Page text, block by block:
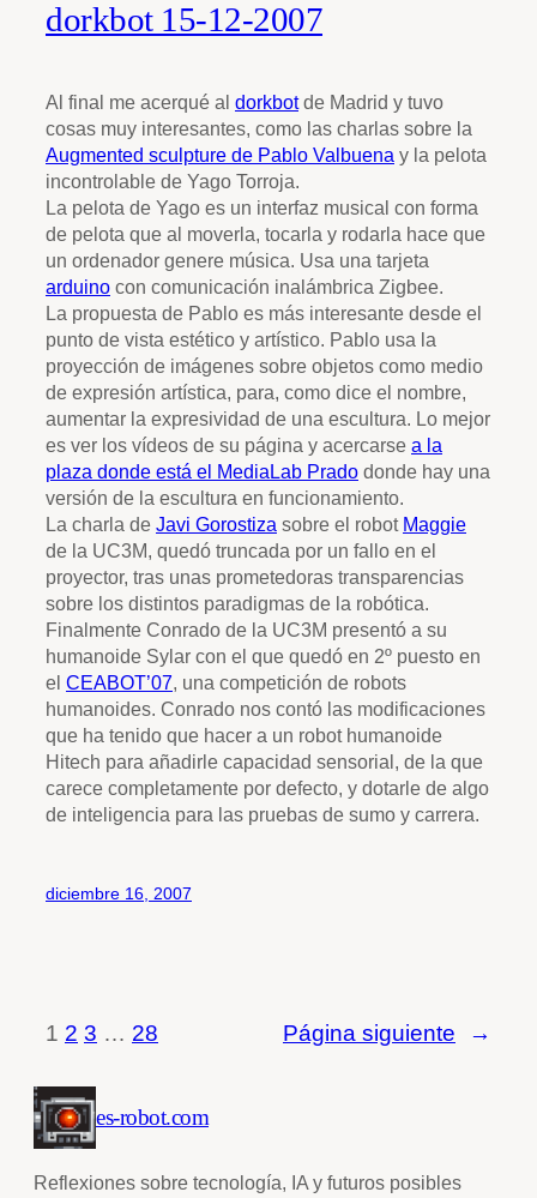
dorkbot 15-12-2007
Al final me acerqué al dorkbotde Madrid y tuvo
cosas muy interesantes, como las charlas sobre la
Augmented sculpture de Pablo Valbuena y la pelota
incontrolable de Yago Torroja.
La pelota de Yago es un interfaz musical con forma
de pelota que al moverla, tocarla y rodarla hace que
un ordenador genere música. Usa una tarjeta
arduino con comunicación inalámbrica Zigbee.
La propuesta de Pablo es más interesante desde el
punto de vista estético y artístico. Pablo usa la
proyección de imágenes sobre objetos como medio
de expresión artística, para, como dice el nombre,
aumentar la expresividad de una escultura. Lo mejor
es ver los vídeos de su página y acercarse a la
plaza donde está el MediaLab Prado donde hay una
versión de la escultura en funcionamiento.
La charla de Javi Gorostiza sobre el robot Maggie
de la UC3M, quedó truncada por un fallo en el
proyector, tras unas prometedoras transparencias
sobre los distintos paradigmas de la robótica.
Finalmente Conrado de la UC3M presentó a su
humanoide Sylar con el que quedó en 2º puesto en
el CEABOT’07, una competición de robots
humanoides. Conrado nos contó las modificaciones
que ha tenido que hacer a un robot humanoide
Hitech para añadirle capacidad sensorial, de la que
carece completamente por defecto, y dotarle de algo
de inteligencia para las pruebas de sumo y carrera.
diciembre 16, 2007
1 2 3 … 28 Página siguiente →
es-robot.com
Reflexiones sobre tecnología, IA y futuros posibles